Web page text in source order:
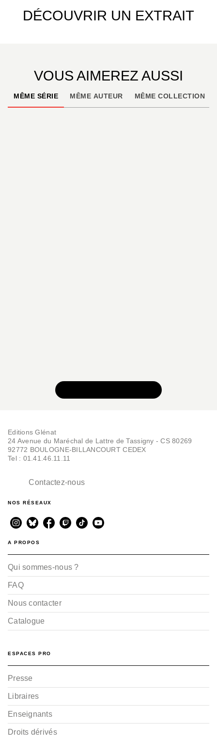
DÉCOUVRIR UN EXTRAIT
VOUS AIMEREZ AUSSI
MÊME SÉRIE MÊME AUTEUR MÊME COLLECTION
Editions Glénat
24 Avenue du Maréchal de Lattre de Tassigny - CS 80269
92772 BOULOGNE-BILLANCOURT CEDEX
Tel : 01.41.46.11.11
Contactez-nous
NOS RÉSEAUX
A PROPOS
Qui sommes-nous ?
FAQ
Nous contacter
Catalogue
ESPACES PRO
Presse
Libraires
Enseignants
Droits dérivés